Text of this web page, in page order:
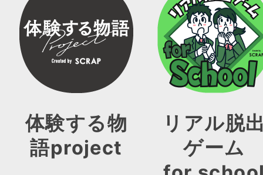
体験する物
語project
リアル脱
ゲーム